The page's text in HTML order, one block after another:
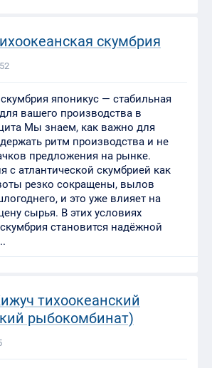
скумбрия
японикус — стабильная
вашего производства в
Мы знаем, как важно для
ритм производства и не
предложения на рынке.
с атлантической скумбрией как
резко сокращены, вылов
и это уже влияет на
сырья. В этих условиях
становится надёжной
тихоокеанский
рыбокомбинат)